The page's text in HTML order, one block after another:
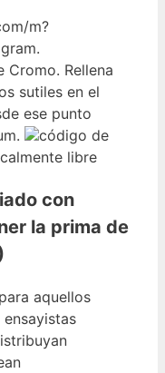
m?
Cromo. Rellena
sutiles en el
ese punto
código de
libre
con
la prima de
aquellos